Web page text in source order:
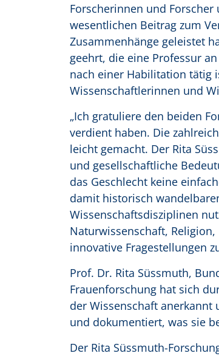
Forscherinnen und
wesentlichen Beitrag zum
Zusammenhänge geleistet
geehrt, die eine Professur
nach einer Habilitation tätig
Wissenschaftlerinnen und
„Ich gratuliere den beiden
verdient haben. Die
leicht gemacht. Der Rita
und gesellschaftliche
das Geschlecht keine
damit historisch
Wissenschaftsdisziplinen
Naturwissenschaft,
innovative Fragestellungen
Prof. Dr. Rita Süssmuth,
Frauenforschung hat sich
der Wissenschaft
und dokumentiert, was sie
Der Rita Süssmuth-